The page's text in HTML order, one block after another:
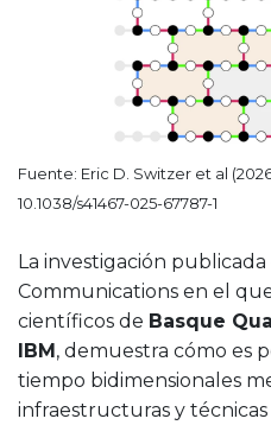
Fuente: Eric D. Switzer et al
10.1038/s41467-025-67787-1
La investigación
Communications en el
científicos de Basque
IBM, demuestra cómo es
tiempo bidimensionales
infraestructuras y